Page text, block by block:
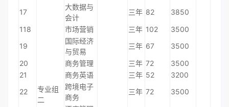
专业组
二
17
大数据与
会计
三年 82
3850
118
市场营销 三年 102
3500
19
国际经济
与贸易
三年 67
3500
20
商务管理 三年 72
3500
21
商务英语 三年 52
3200
22
跨境电子
商务
三年 72 3500